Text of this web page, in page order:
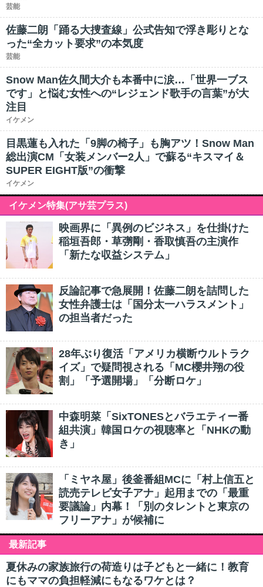
芸能
佐藤二朗「踊る大捜査線」公式告知で浮き彫りとな
った“全カット要求”の本気度
芸能
Snow Man佐久間大介も本番中に涙…「世界一ブス
です」と悩む女性への“レジェンド歌手の言葉”が大
注目
イケメン
目黒蓮も入れた「9脚の椅子」も胸アツ！Snow Man
総出演CM「女装メンバー2人」で蘇る“キスマイ＆
SUPER EIGHT版”の衝撃
イケメン
イケメン特集(アサ芸プラス)
映画界に「異例のビジネス」を仕掛けた
稲垣吾郎・草彅剛・香取慎吾の主演作
「新たな収益システム」
反論記事で急展開！佐藤二朗を詰問した
女性弁護士は「国分太一ハラスメント」
の担当者だった
28年ぶり復活「アメリカ横断ウルトラク
イズ」で疑問視される「MC櫻井翔の役
割」「予選開場」「分断ロケ」
中森明菜「SixTONESとバラエティー番
組共演」韓国ロケの視聴率と「NHKの動
き」
「ミヤネ屋」後釜番組MCに「村上信五と
読売テレビ女子アナ」起用までの「最重
要議論」内幕！「別のタレントと東京の
フリーアナ」が候補に
最新記事
夏休みの家族旅行の荷造りは子どもと一緒に！教育
にもママの負担軽減にもなるワケとは？